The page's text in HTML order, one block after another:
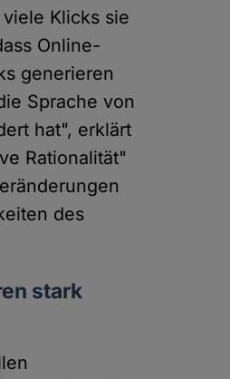
Klicks sie
Online-
generieren
Sprache von
hat", erklärt
Rationalität"
des
stark